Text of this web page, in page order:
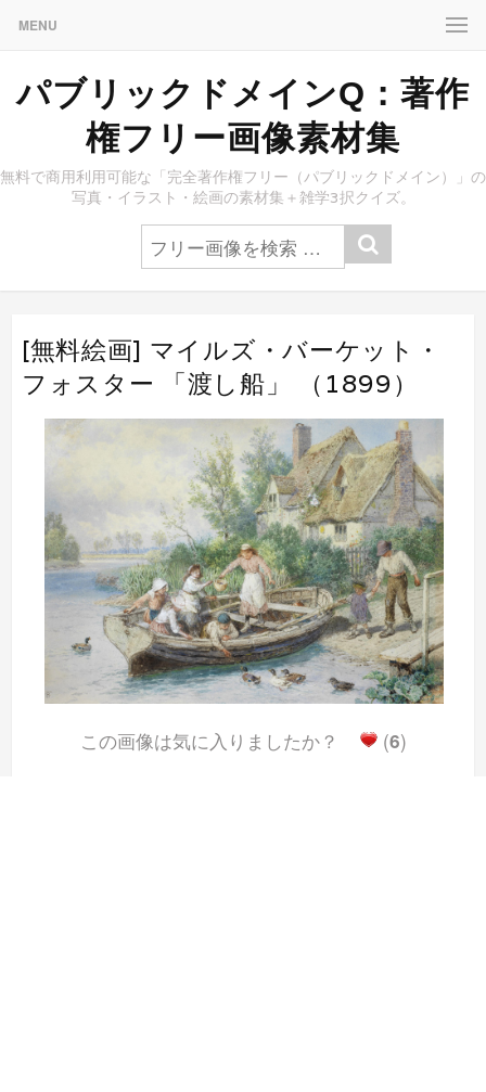
MENU
パブリックドメインQ：著作
権フリー画像素材集
無料で商用利用可能な「完全著作権フリー（パブリックドメイン）」の
写真・イラスト・絵画の素材集＋雑学3択クイズ。
[無料絵画] マイルズ・バーケット・
フォスター 「渡し船」 （1899）
この画像は気に入りましたか？ (6)